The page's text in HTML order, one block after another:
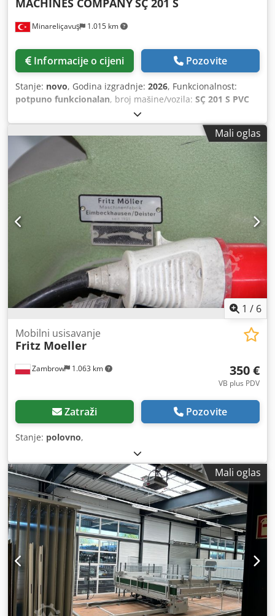
Minareliçavuş 1.015 km
MACHINES COMPANYSÇ 201 S
Informacije o cijeni Pozovite
Stanje: novo, Godina izgradnje: 2026, Funkcionalnost:
potpuno funkcionalan, broj mašine/vozila: SÇ 201 S PVC
ORTA KAYIT ALIŞTIRMA ( SERİ BIÇAK DEĞİŞTİRMELİ)
Mali oglas
1 / 6
Zambrow 1.063 km
Mobilni usisavanje
Fritz Moeller
350 €
VB plus PDV
Zatraži Pozovite
Stanje: polovno,
Mali oglas